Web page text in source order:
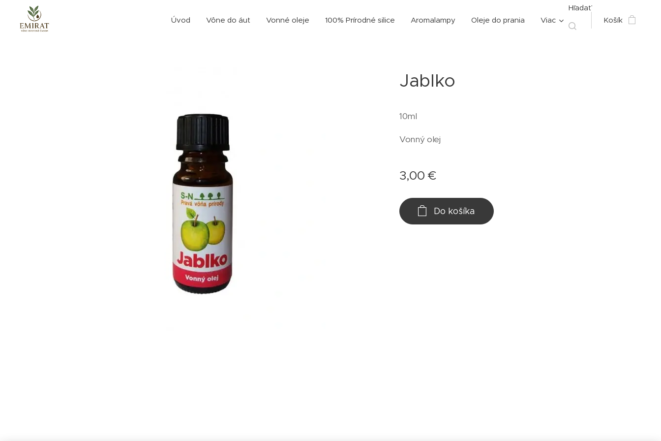
Úvod Vône do áut Vonné oleje 100% Prírodné silice Aromalampy Oleje do prania Viac
Hľadať
Košík
Jablko
10ml
Vonný olej
3,00 €
Do košíka